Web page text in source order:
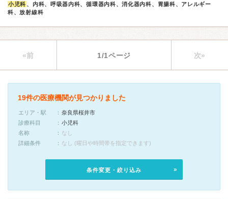
小児科 、内科、呼吸器内科、循環器内科、消化器内科、胃腸科、アレルギー
科、放射線科
«前 1/1ページ 次»
19件の医療機関が見つかりました
エリア・駅
奈良県桜井市
診療科目
小児科
名称
なし
詳細条件
なし (曜日や時間帯を指定できます)
条件変更・絞り込み